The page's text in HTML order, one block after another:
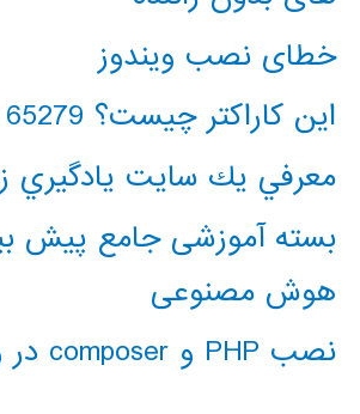
خطای نصب ویندوز
این کاراکتر چیست؟ 65279
معرفي يك سايت يادگيري
بسته آموزشی جامع پیش
هوش مصنوعی
نصب PHP و composer در ویندوز 10